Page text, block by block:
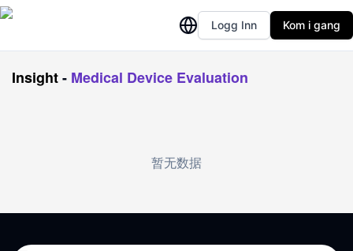
Logg Inn Kom i gang
Insight- Medical Device Evaluation
暂无数据